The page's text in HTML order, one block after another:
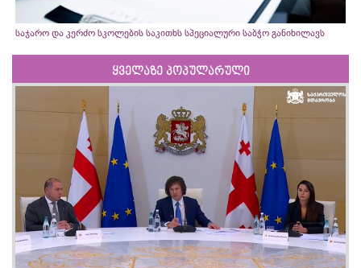
საჯარო და კერძო სკოლების საკითხს სპეციალური საბჭო განიხილავს
ყველაზე პოპულარული